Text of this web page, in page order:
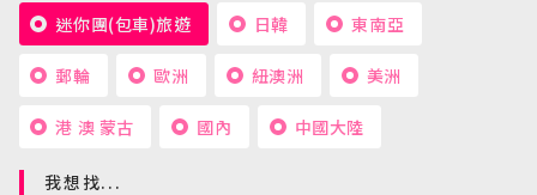
迷你團(包車)旅遊 日韓 東南亞
郵輪 歐洲 紐澳洲 美洲
港 澳 蒙古 國內 中國大陸
我想找...